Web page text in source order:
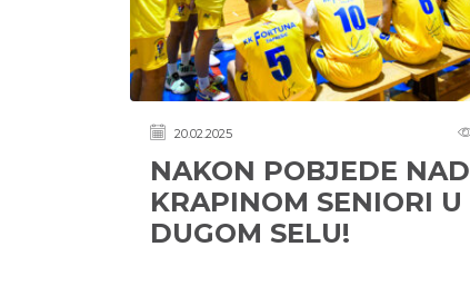
20.02.2025
NAKON POBJEDE NAD
KRAPINOM SENIORI U
DUGOM SELU!